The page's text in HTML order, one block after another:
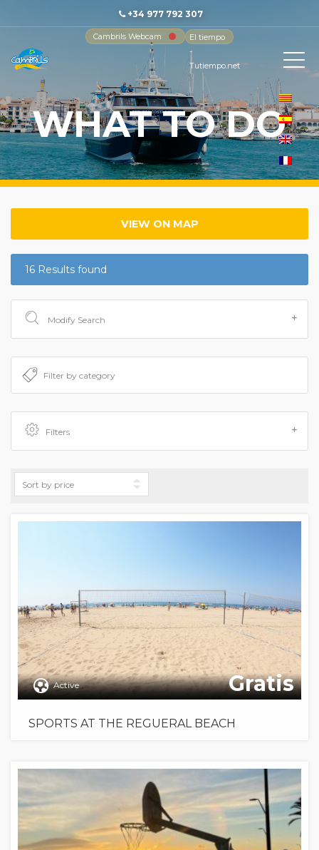
+34 977 792 307
Cambrils Webcam
El tiempo
-
Tutiempo.net
WHAT TO DO
VIEW ON MAP
16 Results found
Modify Search
Filters
Active Gratis
SPORTS AT THE REGUERAL BEACH